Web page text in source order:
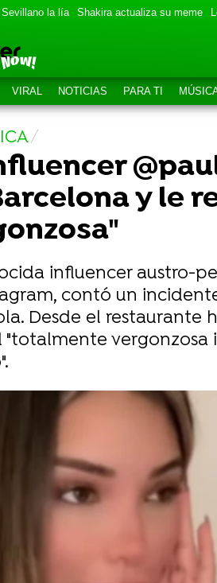
Sevillano la lía Shakira actualiza su meme
VIRAL NOTICIAS PARA TI
y le
influencer austro-
contó un
Desde el
vergonzosa